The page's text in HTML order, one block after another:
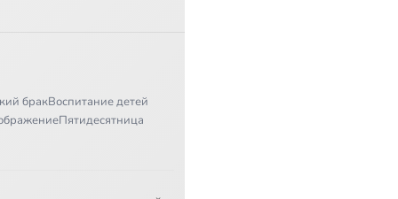
бракВоспитание детей
Пятидесятница